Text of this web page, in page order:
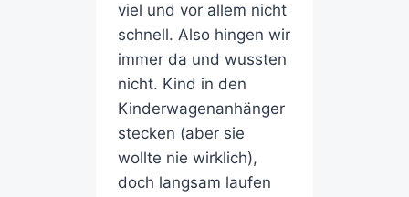
viel und vor allem nicht
schnell. Also hingen wir
immer da und wussten
nicht. Kind in den
Kinderwagenanhänger
stecken (aber sie
wollte nie wirklich),
doch langsam laufen